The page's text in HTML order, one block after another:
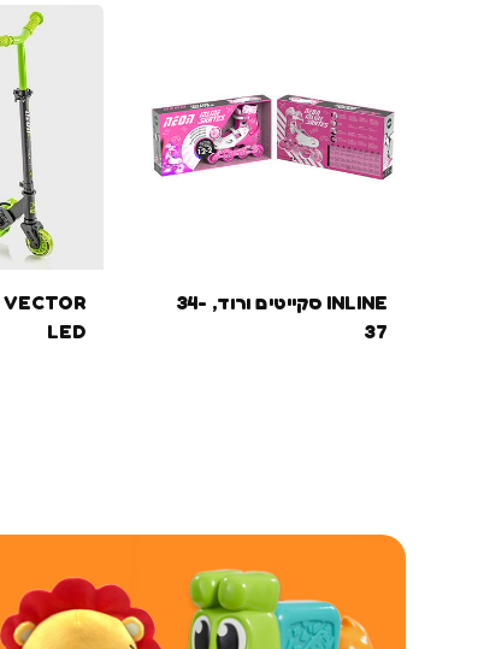
INLINE סקייטים ורוד, 34-
37
LED